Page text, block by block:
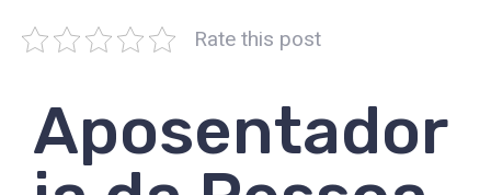
Rate this post
Aposentador